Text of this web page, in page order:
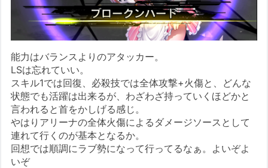
能力はバランスよりのアタッカー。
LSは忘れていい。
スキル1では回復、必殺技では全体攻撃+火傷と、どんな
状態でも活躍は出来るが、わざわざ持っていくほどかと
言われると首をかしげる感じ。
やはりアリーナの全体火傷によるダメージソースとして
連れて行くのが基本となるか。
回想では順調にラブ勢になって行ってるなぁ。よいぞよ
いぞ